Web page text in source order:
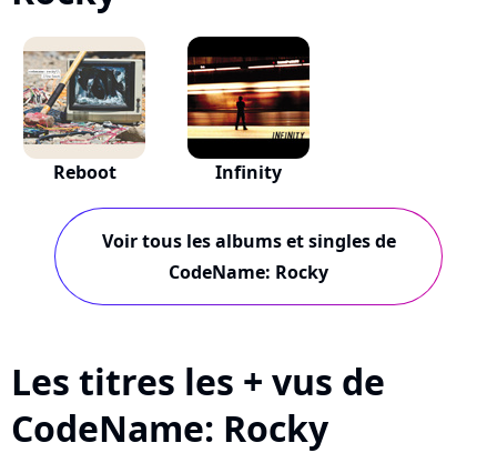
Reboot Infinity
Voir tous les albums et singles de
CodeName: Rocky
Les titres les + vus de
CodeName: Rocky